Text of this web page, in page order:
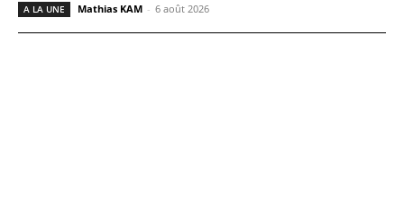
A LA UNE Mathias KAM - 6 août 2026